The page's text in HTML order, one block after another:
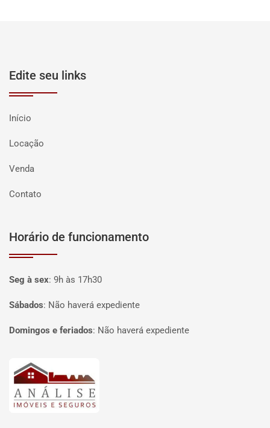
Edite seu links
Início
Locação
Venda
Contato
Horário de funcionamento
Seg à sex: 9h às 17h30
Sábados: Não haverá expediente
Domingos e feriados: Não haverá expediente
Página inicial